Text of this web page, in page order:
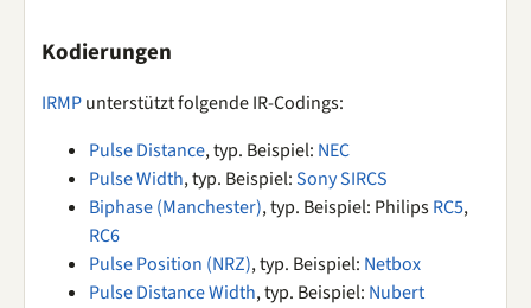
Kodierungen
IRMPunterstützt folgende IR-Codings:
Pulse Distance, typ. Beispiel: NEC
Pulse Width, typ. Beispiel:Sony SIRCS
Biphase (Manchester), typ. Beispiel: PhilipsRC5,
RC6
Pulse Position (NRZ), typ. Beispiel: Netbox
Pulse Distance Width, typ. Beispiel: Nubert